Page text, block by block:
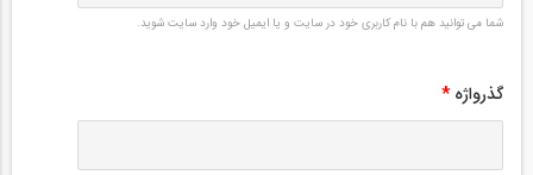
شما می توانید هم با نام کاربری خود در سایت و یا ایمیل خود وارد سایت شوید.
گذرواژه *